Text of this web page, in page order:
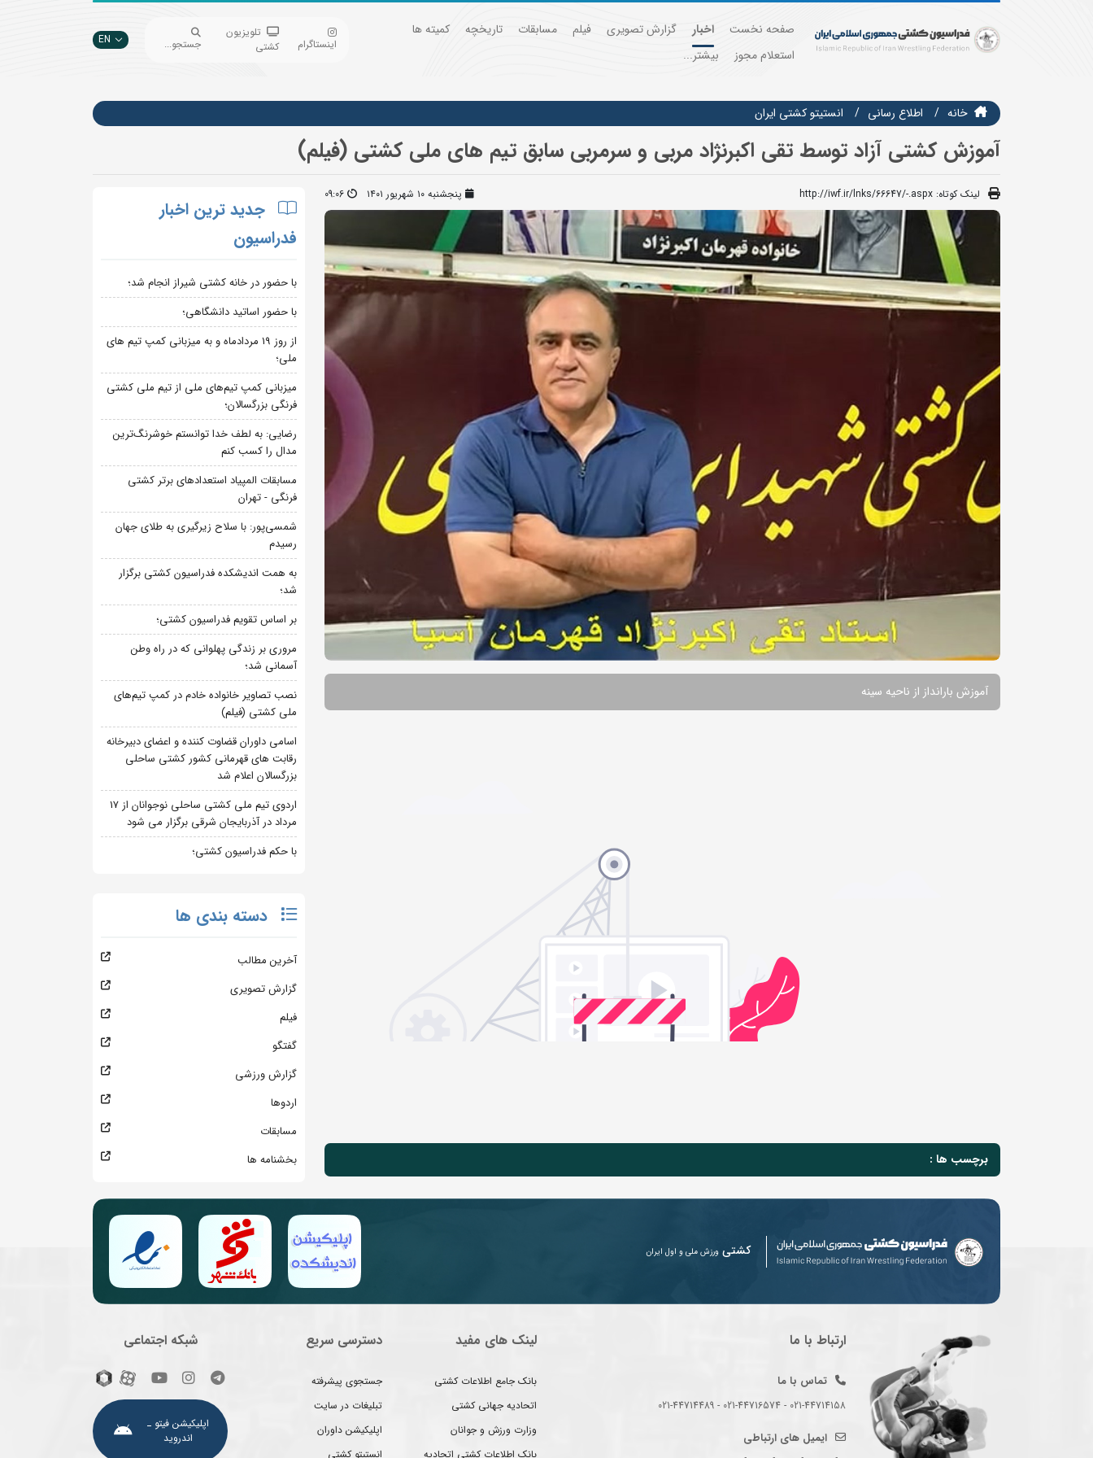
صفحه نخست اخبار گزارش تصویری فیلم مسابقات تاریخچه
کمیته ها
استعلام مجوز
بیشتر...
اینستاگرام
تلویزیون
کشتی
جستجو... EN
خانه اطلاع رسانی انستيتو كشتي ايران
آموزش کشتی آزاد توسط تقی اکبرنژاد مربی و سرمربی سابق تیم های ملی کشتی (فیلم)
لینک کوتاه: http://iwf.ir/lnks/66647/-.aspx پنجشنبه ۱۰ شهریور ۱۴۰۱ 09:06
آموزش بارانداز از ناحیه سینه
برچسب ها :
جدید ترین اخبار
فدراسیون
با حضور در خانه کشتی شیراز انجام شد؛
با حضور اساتید دانشگاهی؛
از روز 19 مردادماه و به میزبانی کمپ تیم های
ملی؛
میزبانی کمپ تیم‌های ملی از تیم ملی کشتی
فرنگی بزرگسالان؛
رضایی: به لطف خدا توانستم خوشرنگ‌ترین
مدال را کسب کنم
مسابقات المپیاد استعدادهای برتر کشتی
فرنگی - تهران
شمسی‌پور: با سلاح زیرگیری به طلای جهان
رسیدم
به همت اندیشکده فدراسیون کشتی برگزار
شد؛
بر اساس تقویم فدراسیون کشتی؛
مروری بر زندگی پهلوانی که در راه وطن
آسمانی شد؛
نصب تصاویر خانواده خادم در کمپ تیم‌های
ملی کشتی (فیلم)
اسامی داوران قضاوت کننده و اعضای دبیرخانه
رقابت های قهرمانی کشور کشتی ساحلی
بزرگسالان اعلام شد
اردوی تیم ملی کشتی ساحلی نوجوانان از 17
مرداد در آذربایجان شرقی برگزار می شود
با حکم فدراسیون کشتی؛
دسته بندی ها
آخرین مطالب
گزارش تصویری
فیلم
گفتگو
گزارش ورزشی
اردوها
مسابقات
بخشنامه ها
کشتی ورزش ملی و اول ایران
ارتباط با ما
تماس با ما
021-44714158 - 021-44716574 - 021-44714489
ایمیل های ارتباطی
لینک های مفید
بانک جامع اطلاعات کشتی
اتحادیه جهانی کشتی
وزارت ورزش و جوانان
بانک اطلاعات کشتی اتحادیه
دسترسی سریع
جستجوی پیشرفته
تبلیغات در سایت
اپلیکیشن داوران
انستیتو کشتی
شبکه اجتماعی
اپلیکیشن فیتو ـ
اندروید